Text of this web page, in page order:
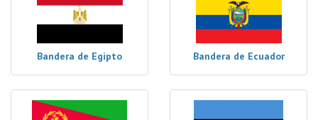
Bandera de Egipto Bandera de Ecuador